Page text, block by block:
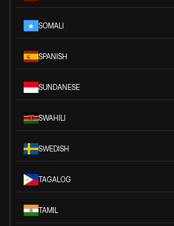
SOMALI
SPANISH
SUNDANESE
SWAHILI
SWEDISH
TAGALOG
TAMIL